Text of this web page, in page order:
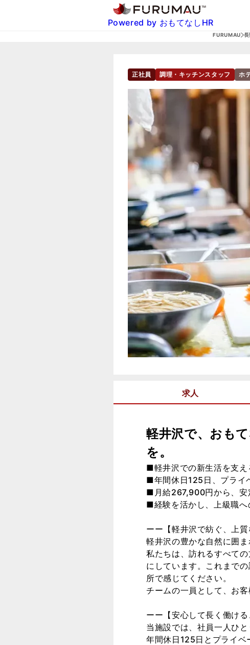
Powered by おもてなしHR
FURUMAU 長
正社員 調理・キッチンスタッフ ホ
求人
軽井沢で、おも
を。
■軽井沢での新生活を支え
■年間休日125日、プライ
■月給267,900円から、安
■経験を活かし、上級職
ーー【軽井沢で紡ぐ、上質
軽井沢の豊かな自然に囲
私たちは、訪れるすべて
にしています。これまで
所で感じてください。
チームの一員として、お
ーー【安心して長く働ける
当施設では、社員一人ひ
年間休日125日とプライ